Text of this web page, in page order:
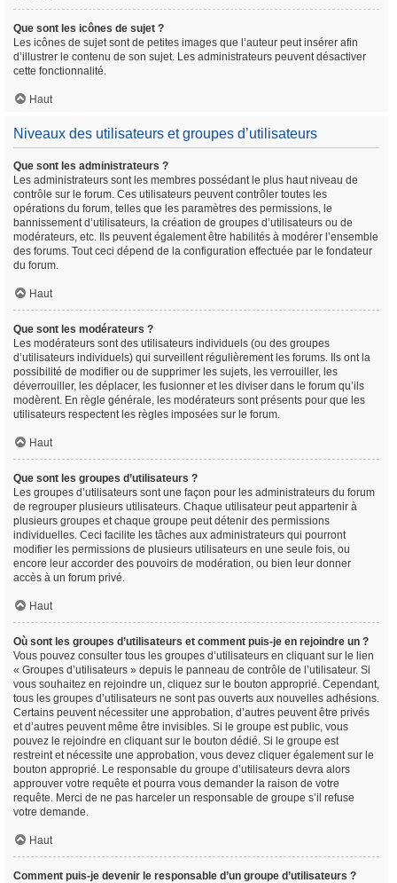
Que sont les icônes de sujet ?
Les icônes de sujet sont de petites images que l’auteur peut insérer afin
d’illustrer le contenu de son sujet. Les administrateurs peuvent désactiver
cette fonctionnalité.
Haut
Niveaux des utilisateurs et groupes d’utilisateurs
Que sont les administrateurs ?
Les administrateurs sont les membres possédant le plus haut niveau de
contrôle sur le forum. Ces utilisateurs peuvent contrôler toutes les
opérations du forum, telles que les paramètres des permissions, le
bannissement d’utilisateurs, la création de groupes d’utilisateurs ou de
modérateurs, etc. Ils peuvent également être habilités à modérer l’ensemble
des forums. Tout ceci dépend de la configuration effectuée par le fondateur
du forum.
Haut
Que sont les modérateurs ?
Les modérateurs sont des utilisateurs individuels (ou des groupes
d’utilisateurs individuels) qui surveillent régulièrement les forums. Ils ont la
possibilité de modifier ou de supprimer les sujets, les verrouiller, les
déverrouiller, les déplacer, les fusionner et les diviser dans le forum qu’ils
modèrent. En règle générale, les modérateurs sont présents pour que les
utilisateurs respectent les règles imposées sur le forum.
Haut
Que sont les groupes d’utilisateurs ?
Les groupes d’utilisateurs sont une façon pour les administrateurs du forum
de regrouper plusieurs utilisateurs. Chaque utilisateur peut appartenir à
plusieurs groupes et chaque groupe peut détenir des permissions
individuelles. Ceci facilite les tâches aux administrateurs qui pourront
modifier les permissions de plusieurs utilisateurs en une seule fois, ou
encore leur accorder des pouvoirs de modération, ou bien leur donner
accès à un forum privé.
Haut
Où sont les groupes d’utilisateurs et comment puis-je en rejoindre un ?
Vous pouvez consulter tous les groupes d’utilisateurs en cliquant sur le lien
« Groupes d’utilisateurs » depuis le panneau de contrôle de l’utilisateur. Si
vous souhaitez en rejoindre un, cliquez sur le bouton approprié. Cependant,
tous les groupes d’utilisateurs ne sont pas ouverts aux nouvelles adhésions.
Certains peuvent nécessiter une approbation, d’autres peuvent être privés
et d’autres peuvent même être invisibles. Si le groupe est public, vous
pouvez le rejoindre en cliquant sur le bouton dédié. Si le groupe est
restreint et nécessite une approbation, vous devez cliquer également sur le
bouton approprié. Le responsable du groupe d’utilisateurs devra alors
approuver votre requête et pourra vous demander la raison de votre
requête. Merci de ne pas harceler un responsable de groupe s’il refuse
votre demande.
Haut
Comment puis-je devenir le responsable d’un groupe d’utilisateurs ?